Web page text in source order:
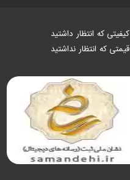
کیفیتی که انتظار داشتید
قیمتی که انتظار نداشتید